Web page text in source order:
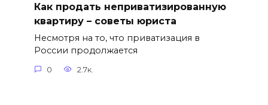
Как продать неприватизированную
квартиру – советы юриста
Несмотря на то, что приватизация в
России продолжается
0 2.7к.